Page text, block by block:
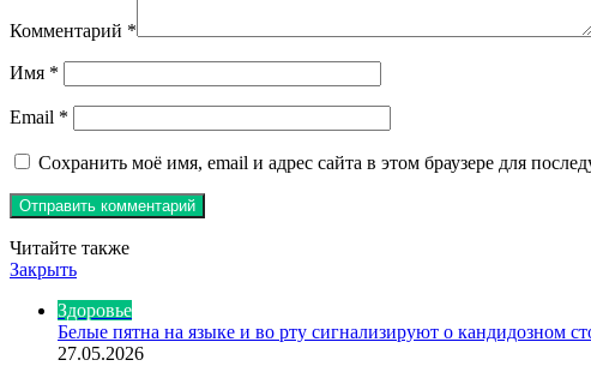
Комментарий *
Имя *
Email *
Сохранить моё имя, email и адрес сайта в этом браузере для
Читайте также
Закрыть
Здоровье
Белые пятна на языке и во рту сигнализируют о кандидозном
27.05.2026